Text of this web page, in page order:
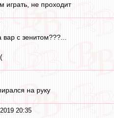
играть, не проходит
с зенитом???...
на руку
20:35